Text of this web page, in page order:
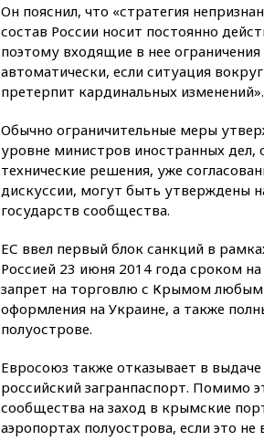
Он пояснил, что «стратегия
состав России носит постоянно
поэтому входящие в нее
автоматически, если ситуация
претерпит кардинальных изменений».
Обычно ограничительные меры
уровне министров иностранных дел,
технические решения, уже
дискуссии, могут быть утверждены
государств сообщества.
ЕС ввел первый блок санкций в
Россией 23 июня 2014 года сроком
запрет на торговлю с Крымом
оформления на Украине, а также
полуострове.
Евросоюз также отказывает в
российский загранпаспорт. Помимо
сообщества на заход в крымские
аэропортах полуострова, если это